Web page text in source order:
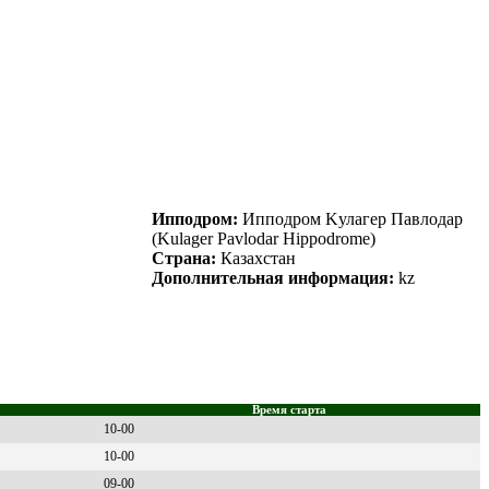
Ипподром: Ипподром Kулaгeр Пaвлодaр
(Kulager Pavlodar Hippodrome)
Страна: Казахстан
Дополнительная информация: kz
Время старта
10-00
10-00
09-00